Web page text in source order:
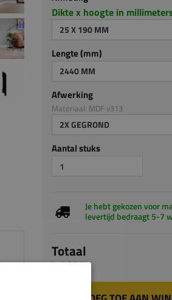
Dikte x hoogte in
25 X 190 MM
Lengte (mm)
2440 MM
Afwerking
Materiaal: MDF v313
2X GEGROND
Aantal stuks
Je hebt gekozen voor
levertijd bedraagt 5-7
Totaal
incl. BTW